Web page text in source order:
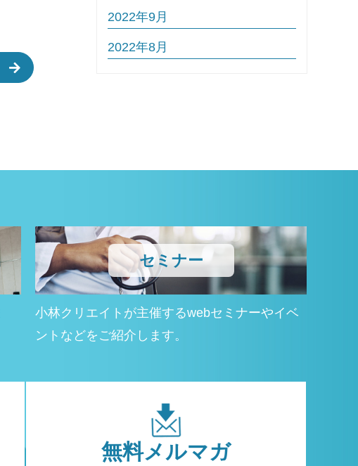
2022年9月
2022年8月
セミナー
小林クリエイトが主催するwebセミナーやイベ
ントなどをご紹介します。
無料メルマガ